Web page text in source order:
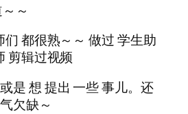
～
们 都很熟～～ 做过 学生助
剪辑过视频
是 想 提出 一些 事儿。还
欠缺～